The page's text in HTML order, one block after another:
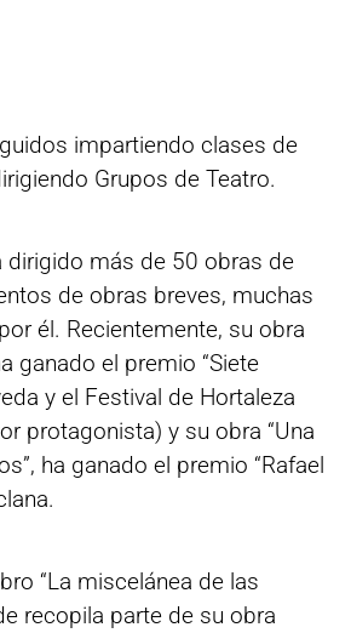
impartiendo clases de
Grupos de Teatro.
dirigido más de 50 obras de
de obras breves, muchas
él. Recientemente, su obra
ganado el premio “Siete
y el Festival de Hortaleza
protagonista) y su obra “Una
ha ganado el premio “Rafael
“La miscelánea de las
recopila parte de su obra